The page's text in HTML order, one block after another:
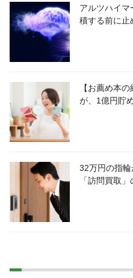
アルツハイ
積する前に止
【お薦め本
が、1億円貯
32万円の指
「訪問買取